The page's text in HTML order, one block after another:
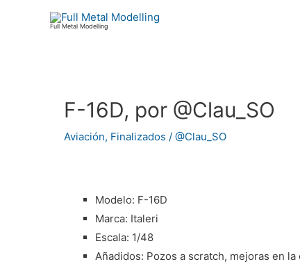
Full Metal Modelling
F-16D, por @Clau_SO
Aviación, Finalizados / @Clau_SO
Modelo: F-16D
Marca: Italeri
Escala: 1/48
Añadidos: Pozos a scratch, mejoras en
Navegación
entradas